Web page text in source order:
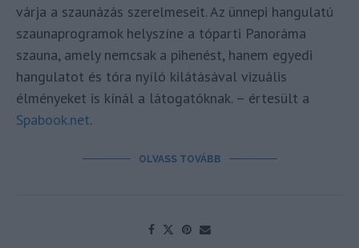
várja a szaunázás szerelmeseit. Az ünnepi hangulatú
szaunaprogramok helyszíne a tóparti Panoráma
szauna, amely nemcsak a pihenést, hanem egyedi
hangulatot és tóra nyíló kilátásával vizuális
élményeket is kínál a látogatóknak. – értesült a
Spabook.net.
OLVASS TOVÁBB